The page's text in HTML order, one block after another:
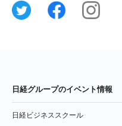
日経グループのイベント情報
日経ビジネススクール